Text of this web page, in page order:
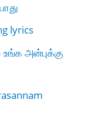
lyrics
உங்க அன்புக்கு